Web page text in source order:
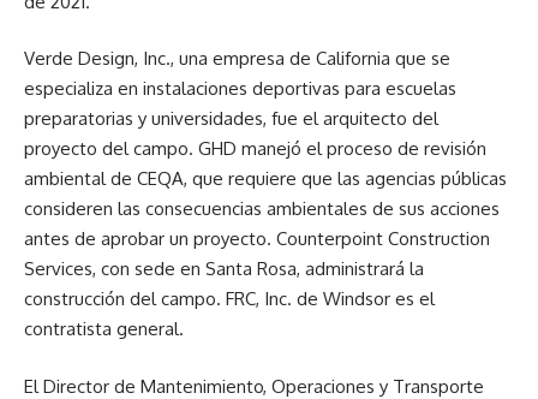
Verde Design, Inc., una empresa de California que se
especializa en instalaciones deportivas para escuelas
preparatorias y universidades, fue el arquitecto del
proyecto del campo. GHD manejó el proceso de revisión
ambiental de CEQA, que requiere que las agencias públicas
consideren las consecuencias ambientales de sus acciones
antes de aprobar un proyecto. Counterpoint Construction
Services, con sede en Santa Rosa, administrará la
construcción del campo. FRC, Inc. de Windsor es el
contratista general.
El Director de Mantenimiento, Operaciones y Transporte